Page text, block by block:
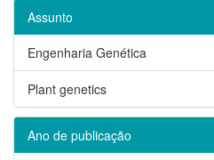
Assunto
Engenharia Genética
Plant genetics
Ano de publicação